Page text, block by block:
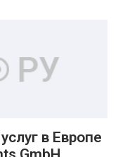
в Европе